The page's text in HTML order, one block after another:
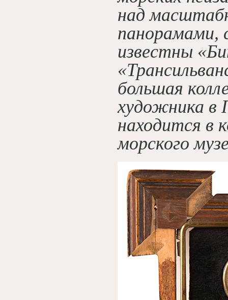
над
панорамами,
известны
большая
художника в
находится в
морского